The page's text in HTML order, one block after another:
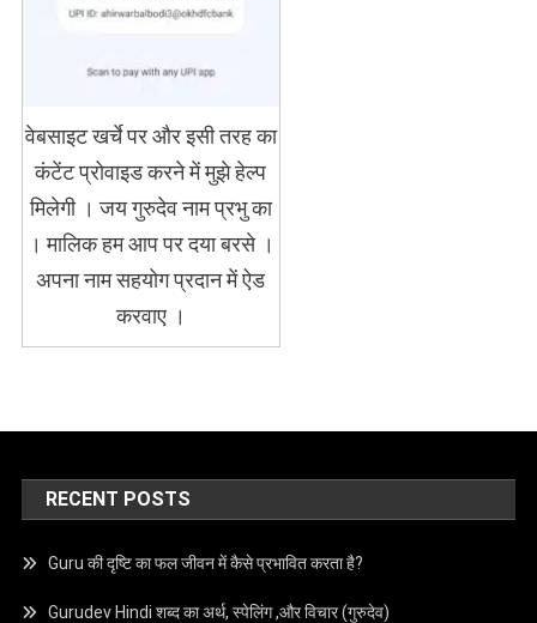
वेबसाइट खर्चे पर और इसी तरह का
कंटेंट प्रोवाइड करने में मुझे हेल्प
मिलेगी । जय गुरुदेव नाम प्रभु का
। मालिक हम आप पर दया बरसे ।
अपना नाम सहयोग प्रदान में ऐड
करवाए ।
RECENT POSTS
Guru की दृष्टि का फल जीवन में कैसे प्रभावित करता है?
Gurudev Hindi शब्द का अर्थ, स्पेलिंग ,और विचार (गुरुदेव)